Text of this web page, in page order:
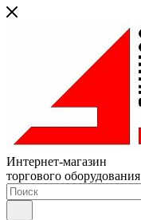
Интернет-магазин
торгового оборудования